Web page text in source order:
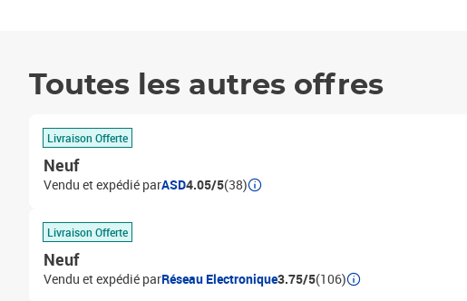
Toutes les autres offres
Livraison Offerte
Neuf
Vendu et expédié parASD4.05/5(38)
Livraison Offerte
Neuf
Vendu et expédié parRéseau Electronique3.75/5(106)